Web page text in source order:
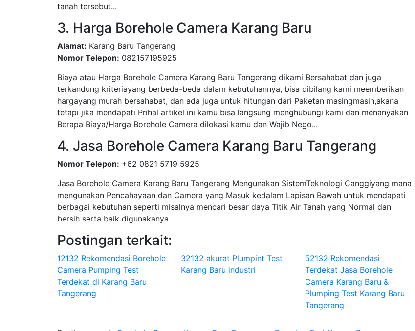
tanah tersebut...
3. Harga Borehole Camera Karang Baru
Alamat: Karang Baru Tangerang
Nomor Telepon: 082157195925
Biaya atau Harga Borehole Camera Karang Baru Tangerang dikami Bersahabat dan juga
terkandung kriteriayang berbeda-beda dalam kebutuhannya, bisa dibilang kami meemberikan
hargayang murah bersahabat, dan ada juga untuk hitungan dari Paketan masingmasin,akana
tetapi jika mendapati Prihal artikel ini kamu bisa langsung menghubungi kami dan menanyakan
Berapa Biaya/Harga Borehole Camera dilokasi kamu dan Wajib Nego...
4. Jasa Borehole Camera Karang Baru Tangerang
Nomor Telepon: +62 0821 5719 5925
Jasa Borehole Camera Karang Baru Tangerang Mengunakan SistemTeknologi Canggiyang mana
mengunakan Pencahayaan dan Camera yang Masuk kedalam Lapisan Bawah untuk mendapati
berbagai kebutuhan seperti misalnya mencari besar daya Titik Air Tanah yang Normal dan
bersih serta baik digunakanya.
Postingan terkait:
12132 Rekomendasi Borehole
Camera Pumping Test
Terdekat di Karang Baru
Tangerang
32132 akurat Plumpint Test
Karang Baru industri
52132 Rekomendasi
Terdekat Jasa Borehole
Camera Karang Baru &
Plumping Test Karang Baru
Tangerang